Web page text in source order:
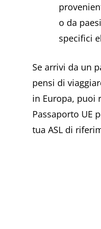
o da
specifici
Se arrivi da un
pensi di
in Europa, puoi
Passaporto UE
tua ASL di